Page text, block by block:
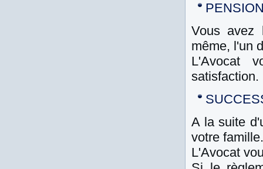
Vous avez
même, l'un
L'Avocat
satisfaction.
A la suite
votre famille.
L'Avocat